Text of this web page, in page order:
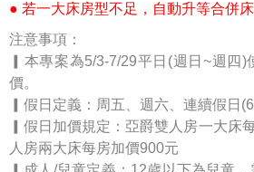
● 若一大床房型不足，自動升等合併
注意事項：
▎本專案為5/3-7/29平日(週日~週四)
價。
▎假日定義：周五、週六、連續假日
▎假日加價規定：亞爵雙人房一大床
人房兩大床每房加價900元